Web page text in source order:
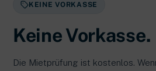
KEINE VORKASSE
Keine Vorkasse.
Die Mietprüfung ist kostenlos.